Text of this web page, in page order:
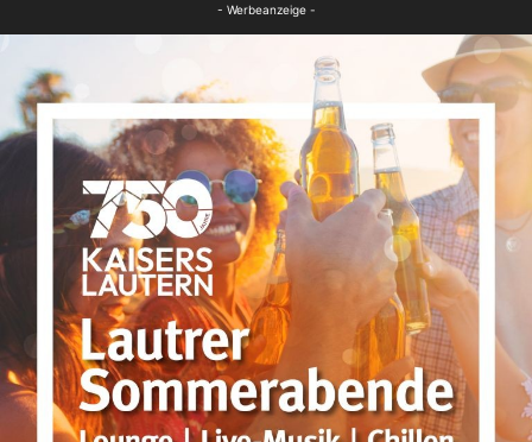
- Werbeanzeige -